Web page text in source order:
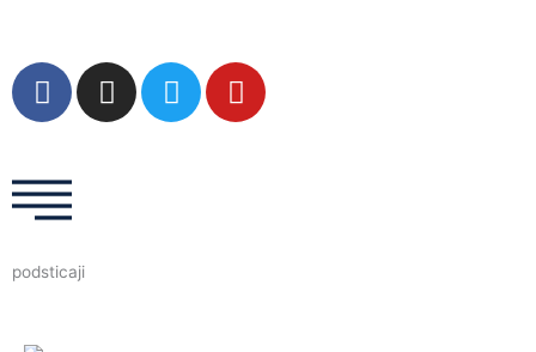
садржај
F
a
b
o
k
I
n
T
w
Y
o
podsticaji